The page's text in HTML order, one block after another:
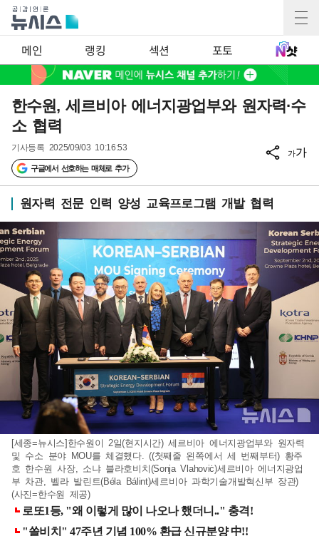
메인 랭킹 섹션 포토
한수원, 세르비아 에너지광업부와 원자력·수
소 협력
기사등록 2025/09/03 10:16:53
구글에서 선호하는 매체로 추가
가가
원자력 전문 인력 양성 교육프로그램 개발 협력
[세종=뉴시스]한수원이 2일(현지시간) 세르비아 에너지광업부와 원자력
및 수소 분야 MOU를 체결했다. ((첫째줄 왼쪽에서 세 번째부터) 황주
호 한수원 사장, 소냐 블라호비치(Sonja Vlahoviċ)세르비아 에너지광업
부 차관, 벨라 발린트(Béla Bálint)세르비아 과학기술개발혁신부 장관)
(사진=한수원 제공)